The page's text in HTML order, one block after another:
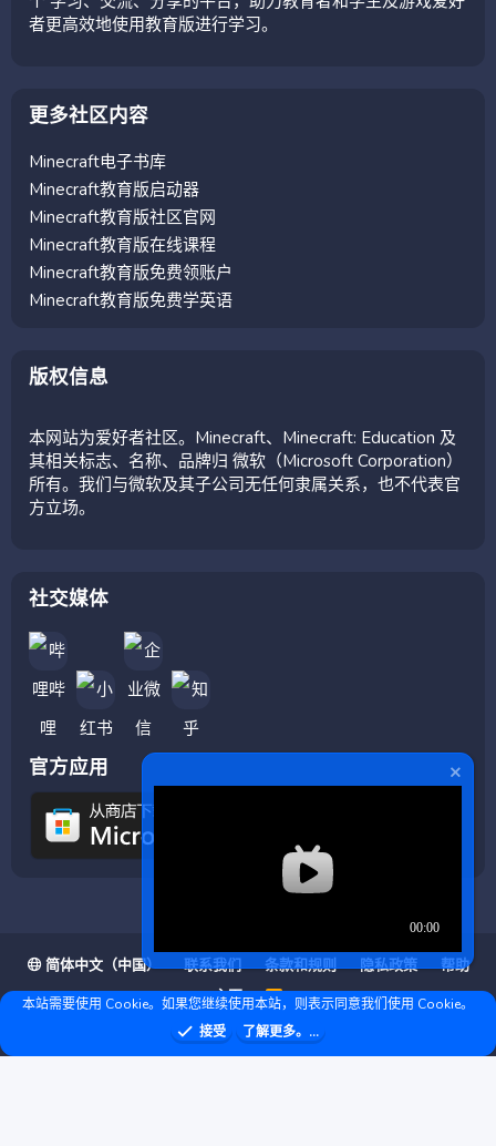
者更高效地使用教育版进行学习。
更多社区内容
Minecraft电子书库
Minecraft教育版启动器
Minecraft教育版社区官网
Minecraft教育版在线课程
Minecraft教育版免费领账户
Minecraft教育版免费学英语
版权信息
本网站为爱好者社区。Minecraft、Minecraft: Education 及
其相关标志、名称、品牌归 微软（Microsoft Corporation）
所有。我们与微软及其子公司无任何隶属关系，也不代表官
方立场。
社交媒体
官方应用
简体中文（中国） 联系我们 条款和规则 隐私政策
帮助
主页
R
S
S
❤ © Copyright 2020–2026 基岩科技 版权所有 |Microsoft Marketplace
本站需要使用 Cookie。如果您继续使用本站，则表示同意我们使用 Cookie。
接受
了解更多。...